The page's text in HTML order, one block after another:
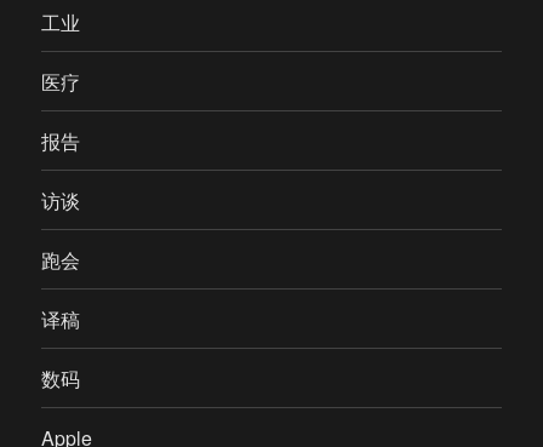
工业
医疗
报告
访谈
跑会
译稿
数码
Apple